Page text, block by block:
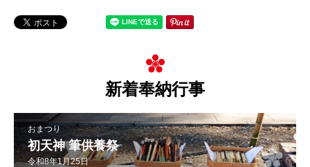
新着奉納行事
おまつり
初天神 筆供養祭
令和8年1月25日